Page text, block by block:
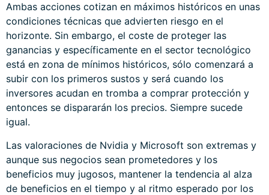
Ambas acciones cotizan en máximos históricos en unas
condiciones técnicas que advierten riesgo en el
horizonte. Sin embargo, el coste de proteger las
ganancias y específicamente en el sector tecnológico
está en zona de mínimos históricos, sólo comenzará a
subir con los primeros sustos y será cuando los
inversores acudan en tromba a comprar protección y
entonces se dispararán los precios. Siempre sucede
igual.
Las valoraciones de Nvidia y Microsoft son extremas y
aunque sus negocios sean prometedores y los
beneficios muy jugosos, mantener la tendencia al alza
de beneficios en el tiempo y al ritmo esperado por los